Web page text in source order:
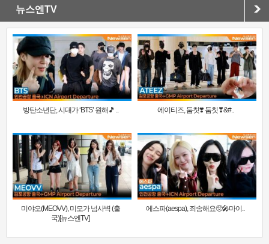
뉴스엔TV
방탄소년단, 시대가 ‘BTS’ 원해🎵 .. 에이티즈, 둠칫❣️ 둠칫❣&#..
미야오(MEOVV), 미모가 넘사벽 (출
국)[뉴스엔TV]
에스파(aespa), 죄송해요🥺🎤마이..